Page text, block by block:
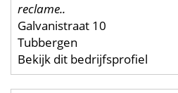
reclame..
Galvanistraat 10
Tubbergen
Bekijk dit bedrijfsprofiel